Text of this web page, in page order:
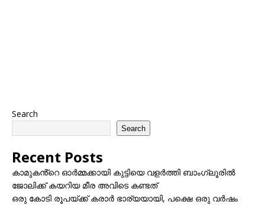
Search
Search
Recent Posts
കാമുകൻ്റെ ഓർമ്മക്കായി കുട്ടിയെ വളർത്തി ബാംഗ്ലൂരിൽ
ജോലിക്ക് കയറിയ മീര അവിടെ കണ്ടത്
ഒരു കോടി രൂപയ്ക്ക് കരാർ ഭാര്യയായി, പക്ഷെ ഒരു വർഷം